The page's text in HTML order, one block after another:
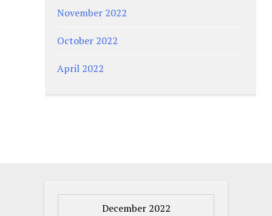
November 2022
October 2022
April 2022
December 2022